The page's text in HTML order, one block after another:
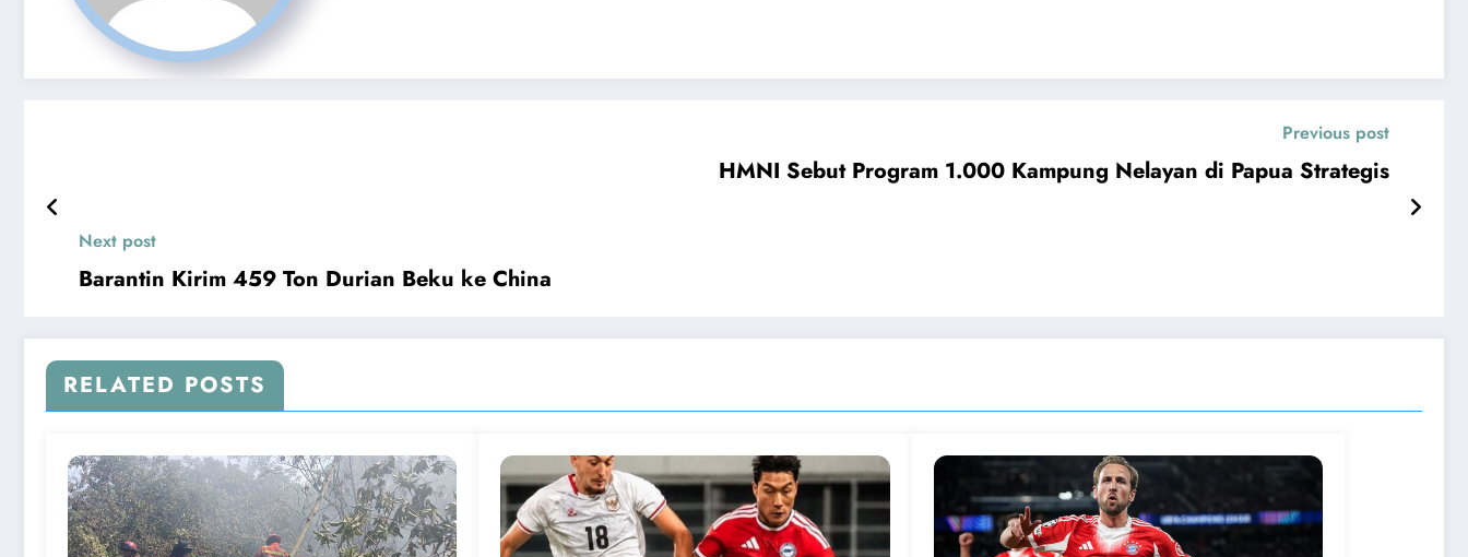
Previous post
HMNI Sebut Program 1.000 Kampung Nelayan di Papua Strategis
Next post
Barantin Kirim 459 Ton Durian Beku ke China
RELATED POSTS